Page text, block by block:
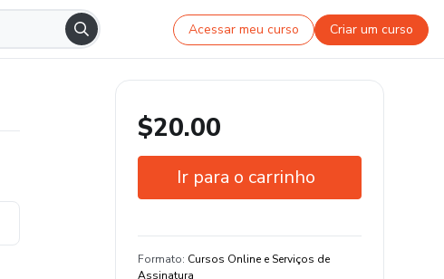
Acessar meu curso Criar um curso
$20.00
Ir para o carrinho
Estude do seu jeito e em qualquer
dispositivo
Formato: Cursos Online e Serviços de
Assinatura